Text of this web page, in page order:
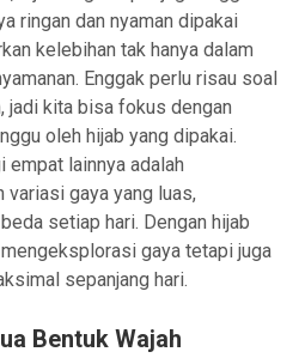
ringan dan nyaman dipakai
kelebihan tak hanya dalam
Enggak perlu risau soal
jadi kita bisa fokus dengan
oleh hijab yang dipakai.
empat lainnya adalah
variasi gaya yang luas,
setiap hari. Dengan hijab
gaya tetapi juga
sepanjang hari.
Bentuk Wajah